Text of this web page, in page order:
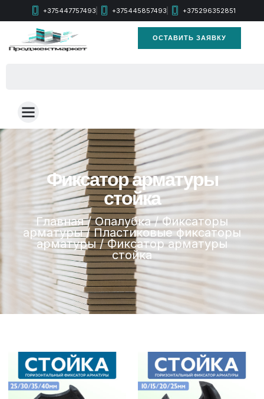
+375447757493 +375445857493 +375296352851
ОСТАВИТЬ ЗАЯВКУ
Фиксатор арматуры
стойка
Главная/Опалубка/Фиксаторы
арматуры/Пластиковые фиксаторы
арматуры/ Фиксатор арматуры
стойка